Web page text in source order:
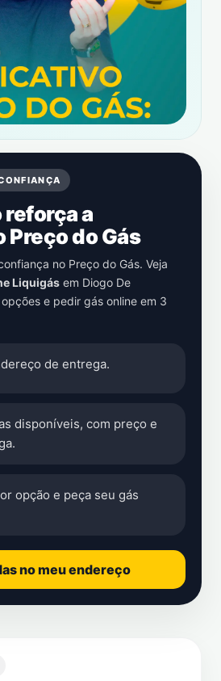
reforça a
do Gás
no Preço do Gás. Veja
Liquigás em Diogo De
e pedir gás online em 3
de entrega.
disponíveis, com preço e
opção e peça seu gás
no meu endereço